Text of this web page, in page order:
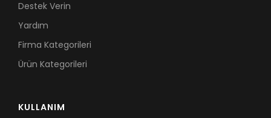
Destek Verin
Yardım
Firma Kategorileri
Ürün Kategorileri
KULLANIM